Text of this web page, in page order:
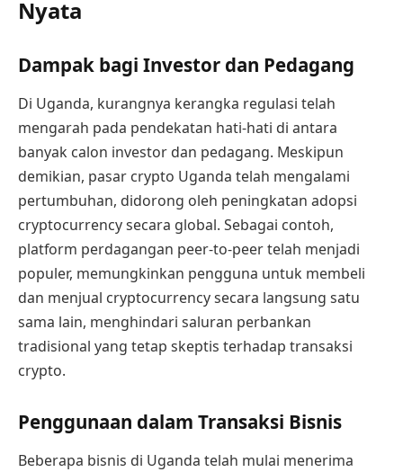
Nyata
Dampak bagi Investor dan Pedagang
Di Uganda, kurangnya kerangka regulasi telah
mengarah pada pendekatan hati-hati di antara
banyak calon investor dan pedagang. Meskipun
demikian, pasar crypto Uganda telah mengalami
pertumbuhan, didorong oleh peningkatan adopsi
cryptocurrency secara global. Sebagai contoh,
platform perdagangan peer-to-peer telah menjadi
populer, memungkinkan pengguna untuk membeli
dan menjual cryptocurrency secara langsung satu
sama lain, menghindari saluran perbankan
tradisional yang tetap skeptis terhadap transaksi
crypto.
Penggunaan dalam Transaksi Bisnis
Beberapa bisnis di Uganda telah mulai menerima